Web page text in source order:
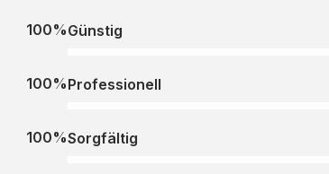
Günstig
100%
Professionell
100%
Sorgfältig
100%